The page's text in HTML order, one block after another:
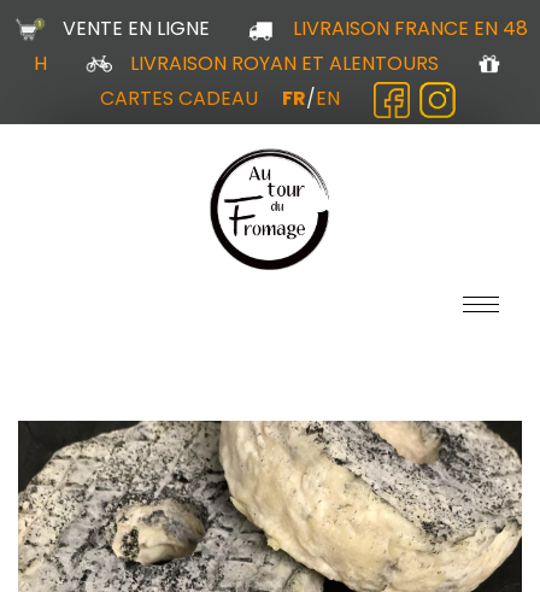
VENTE EN LIGNE
LIVRAISON FRANCE EN 48
H
LIVRAISON ROYAN ET ALENTOURS
CARTES CADEAU
FR/EN